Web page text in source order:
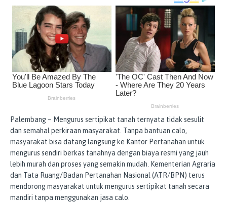
Palembang – Mengurus sertipikat tanah ternyata tidak sesulit
dan semahal perkiraan masyarakat. Tanpa bantuan calo,
masyarakat bisa datang langsung ke Kantor Pertanahan untuk
mengurus sendiri berkas tanahnya dengan biaya resmi yang jauh
lebih murah dan proses yang semakin mudah. Kementerian Agraria
dan Tata Ruang/Badan Pertanahan Nasional (ATR/BPN) terus
mendorong masyarakat untuk mengurus sertipikat tanah secara
mandiri tanpa menggunakan jasa calo.